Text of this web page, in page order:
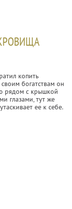
копить
богатствам он
рядом с крышкой
глазами, тут же
ее к себе.